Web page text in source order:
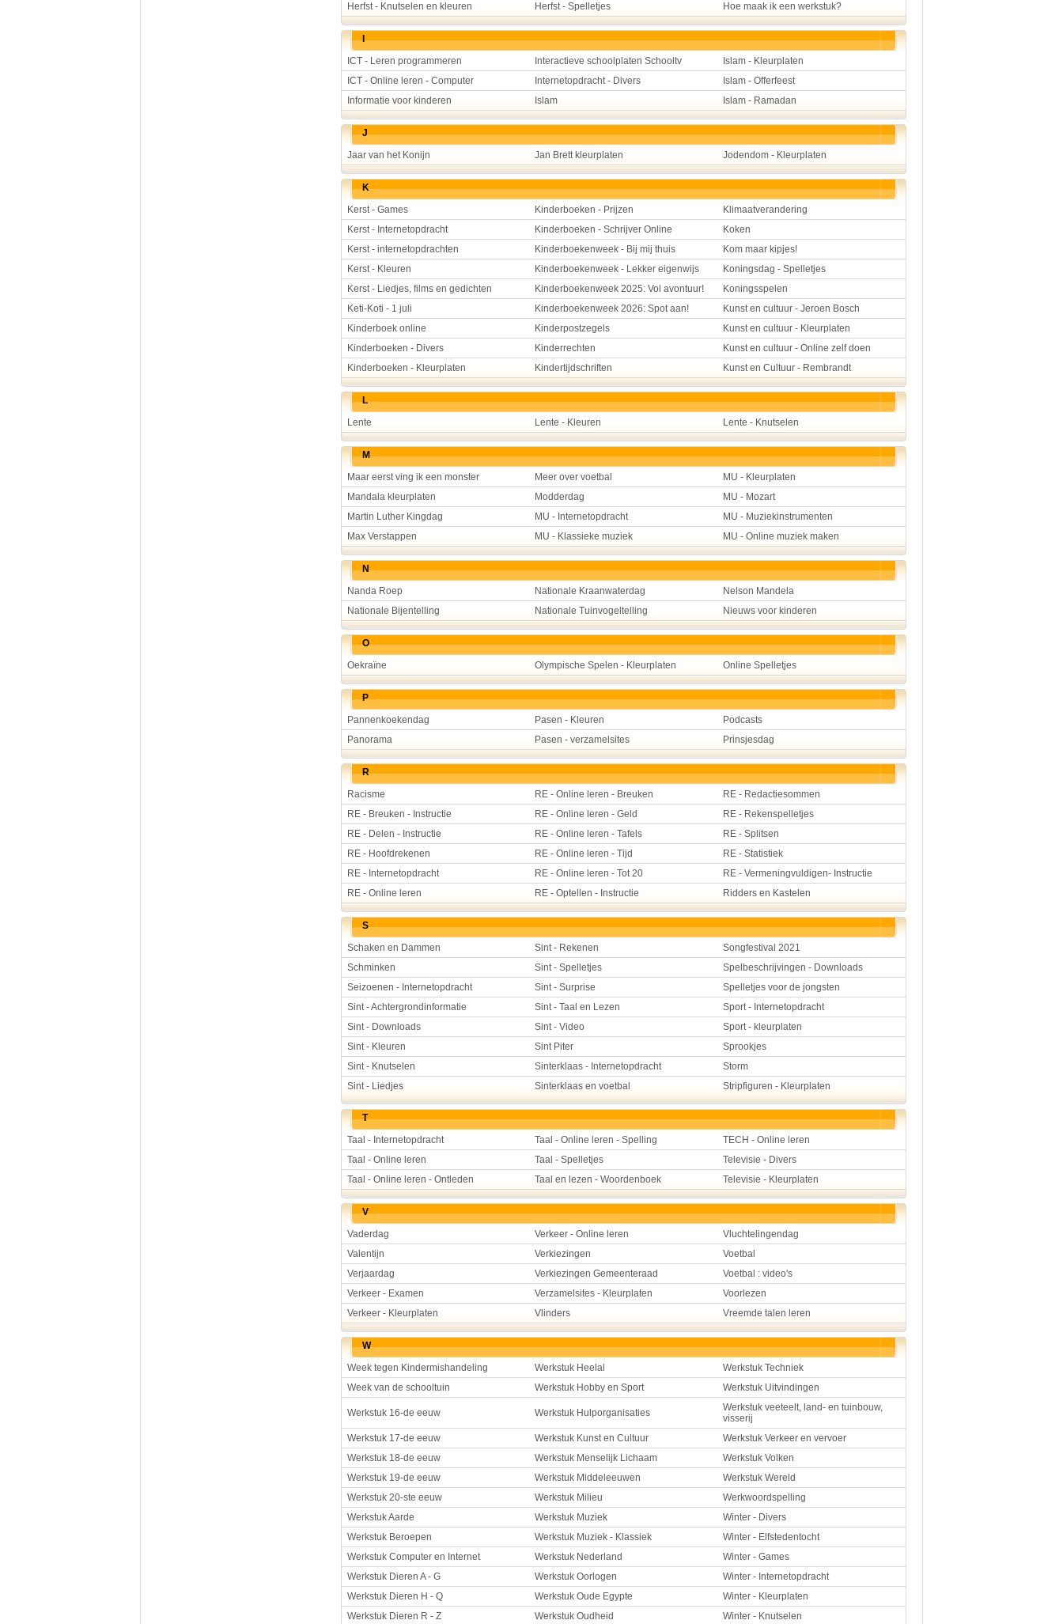
Herfst - Knutselen en kleuren
Herfst - Spelletjes Hoe maak ik een werkstuk?
I
ICT - Leren programmeren
Interactieve schoolplaten Schooltv
Islam - Kleurplaten
ICT - Online leren - Computer
Internetopdracht - Divers
Islam - Offerfeest
Informatie voor kinderen
Islam Islam - Ramadan
J
Jaar van het Konijn
Jan Brett kleurplaten Jodendom - Kleurplaten
K
Kerst - Games
Kinderboeken - Prijzen
Klimaatverandering
Kerst - Internetopdracht
Kinderboeken - Schrijver Online
Koken
Kerst - internetopdrachten
Kinderboekenweek - Bij mij thuis
Kom maar kipjes!
Kerst - Kleuren
Kinderboekenweek - Lekker eigenwijs
Koningsdag - Spelletjes
Kerst - Liedjes, films en gedichten
Kinderboekenweek 2025: Vol avontuur!
Koningsspelen
Keti-Koti - 1 juli
Kinderboekenweek 2026: Spot aan!
Kunst en cultuur - Jeroen Bosch
Kinderboek online
Kinderpostzegels
Kunst en cultuur - Kleurplaten
Kinderboeken - Divers
Kinderrechten
Kunst en cultuur - Online zelf doen
Kinderboeken - Kleurplaten
Kindertijdschriften Kunst en Cultuur - Rembrandt
L
Lente
Lente - Kleuren Lente - Knutselen
M
Maar eerst ving ik een monster
Meer over voetbal
MU - Kleurplaten
Mandala kleurplaten
Modderdag
MU - Mozart
Martin Luther Kingdag
MU - Internetopdracht
MU - Muziekinstrumenten
Max Verstappen
MU - Klassieke muziek MU - Online muziek maken
N
Nanda Roep
Nationale Kraanwaterdag
Nelson Mandela
Nationale Bijentelling
Nationale Tuinvogeltelling Nieuws voor kinderen
O
Oekraïne
Olympische Spelen - Kleurplaten Online Spelletjes
P
Pannenkoekendag
Pasen - Kleuren
Podcasts
Panorama
Pasen - verzamelsites Prinsjesdag
R
Racisme
RE - Online leren - Breuken
RE - Redactiesommen
RE - Breuken - Instructie
RE - Online leren - Geld
RE - Rekenspelletjes
RE - Delen - Instructie
RE - Online leren - Tafels
RE - Splitsen
RE - Hoofdrekenen
RE - Online leren - Tijd
RE - Statistiek
RE - Internetopdracht
RE - Online leren - Tot 20
RE - Vermeningvuldigen- Instructie
RE - Online leren
RE - Optellen - Instructie Ridders en Kastelen
S
Schaken en Dammen
Sint - Rekenen
Songfestival 2021
Schminken
Sint - Spelletjes
Spelbeschrijvingen - Downloads
Seizoenen - Internetopdracht
Sint - Surprise
Spelletjes voor de jongsten
Sint - Achtergrondinformatie
Sint - Taal en Lezen
Sport - Internetopdracht
Sint - Downloads
Sint - Video
Sport - kleurplaten
Sint - Kleuren
Sint Piter
Sprookjes
Sint - Knutselen
Sinterklaas - Internetopdracht
Storm
Sint - Liedjes
Sinterklaas en voetbal Stripfiguren - Kleurplaten
T
Taal - Internetopdracht
Taal - Online leren - Spelling
TECH - Online leren
Taal - Online leren
Taal - Spelletjes
Televisie - Divers
Taal - Online leren - Ontleden
Taal en lezen - Woordenboek Televisie - Kleurplaten
V
Vaderdag
Verkeer - Online leren
Vluchtelingendag
Valentijn
Verkiezingen
Voetbal
Verjaardag
Verkiezingen Gemeenteraad
Voetbal : video's
Verkeer - Examen
Verzamelsites - Kleurplaten
Voorlezen
Verkeer - Kleurplaten
Vlinders Vreemde talen leren
W
Week tegen Kindermishandeling
Werkstuk Heelal
Werkstuk Techniek
Week van de schooltuin
Werkstuk Hobby en Sport Werkstuk Uitvindingen
Werkstuk 16-de eeuw Werkstuk Hulporganisaties
Werkstuk veeteelt, land- en tuinbouw,
visserij
Werkstuk 17-de eeuw
Werkstuk Kunst en Cultuur
Werkstuk Verkeer en vervoer
Werkstuk 18-de eeuw
Werkstuk Menselijk Lichaam
Werkstuk Volken
Werkstuk 19-de eeuw
Werkstuk Middeleeuwen
Werkstuk Wereld
Werkstuk 20-ste eeuw
Werkstuk Milieu
Werkwoordspelling
Werkstuk Aarde
Werkstuk Muziek
Winter - Divers
Werkstuk Beroepen
Werkstuk Muziek - Klassiek
Winter - Elfstedentocht
Werkstuk Computer en Internet
Werkstuk Nederland
Winter - Games
Werkstuk Dieren A - G
Werkstuk Oorlogen
Winter - Internetopdracht
Werkstuk Dieren H - Q
Werkstuk Oude Egypte
Winter - Kleurplaten
Werkstuk Dieren R - Z
Werkstuk Oudheid Winter - Knutselen